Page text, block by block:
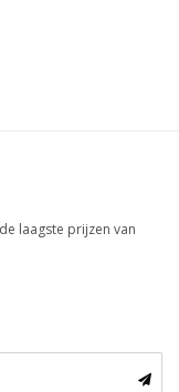
laagste prijzen van